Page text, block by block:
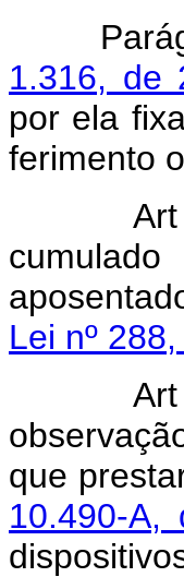
1.316, de
por ela
ferimento
Lei nº
que
10.490-